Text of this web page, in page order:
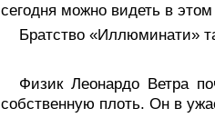
сегодня можно видеть в
Братство «Иллюминати»
Физик Леонардо Ветра
собственную плоть. Он в